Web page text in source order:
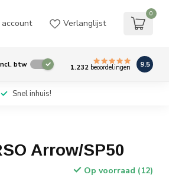
account Verlanglijst
0
btw 1.232 beoordelingen 9.5
Snel inhuis!
Arrow/SP50
Op voorraad (12)